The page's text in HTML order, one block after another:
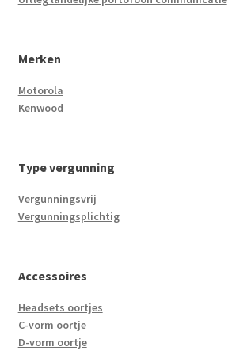
Merken
Motorola
Kenwood
Type vergunning
Vergunningsvrij
Vergunningsplichtig
Accessoires
Headsets oortjes
C-vorm oortje
D-vorm oortje